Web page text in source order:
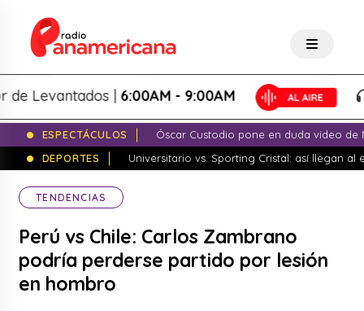
|6:00AM - 9:00AM
ESPECTÁCULOS
Óscar Custodio pone en duda video de
DEPORTES
Universitario vs. Sporting Cristal: así llegan al
TENDENCIAS
Perú vs Chile: Carlos Zambrano
podría perderse partido por lesión
en hombro